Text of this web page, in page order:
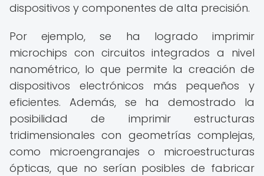
dispositivos y componentes de alta precisión.
Por ejemplo, se ha logrado imprimir
microchips con circuitos integrados a nivel
nanométrico, lo que permite la creación de
dispositivos electrónicos más pequeños y
eficientes. Además, se ha demostrado la
posibilidad de imprimir estructuras
tridimensionales con geometrías complejas,
como microengranajes o microestructuras
ópticas, que no serían posibles de fabricar